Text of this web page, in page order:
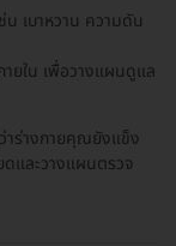
น เบาหวาน ความดัน
ยใน เพื่อวางแผนดูแล
ร่างกายคุณยังแข็ง
ดและวางแผนตรวจ